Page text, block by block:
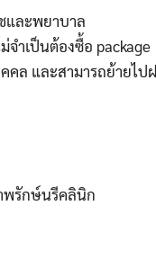
และพยาบาล
จำเป็นต้องซื้อ package
คล และสามารถย้ายไป